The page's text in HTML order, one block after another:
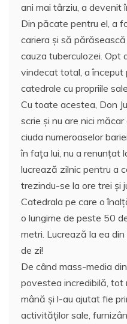
ani mai târziu, a devenit
Din păcate pentru el, a
cariera și să
cauza tuberculozei. Opt
vindecat total, a început
catedrale cu propriile
Cu toate acestea, Don
scrie și nu are nici
ciuda numeroaselor
în fața lui, nu a renunţat
lucrează zilnic pentru a
trezindu-se la ore trei şi
Catedrala pe care o
o lungime de peste 50
metri. Lucrează la ea
de zi!
De când mass-media
povestea incredibilă, tot
mână şi l-au ajutat fie
activităților sale,